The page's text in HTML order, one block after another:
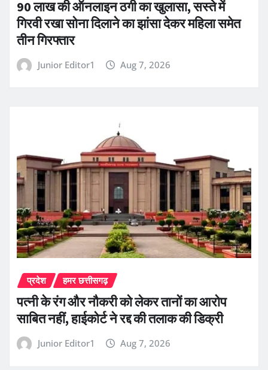
90 लाख की ऑनलाइन ठगी का खुलासा, सस्ते में
गिरवी रखा सोना दिलाने का झांसा देकर महिला समेत
तीन गिरफ्तार
Junior Editor1 Aug 7, 2026
प्रदेश हमर छत्तीसगढ़
पत्नी के रंग और नौकरी को लेकर तानों का आरोप
साबित नहीं, हाईकोर्ट ने रद्द की तलाक की डिक्री
Junior Editor1 Aug 7, 2026